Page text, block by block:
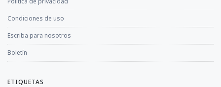
Condiciones de uso
Escriba para nosotros
Boletín
ETIQUETAS